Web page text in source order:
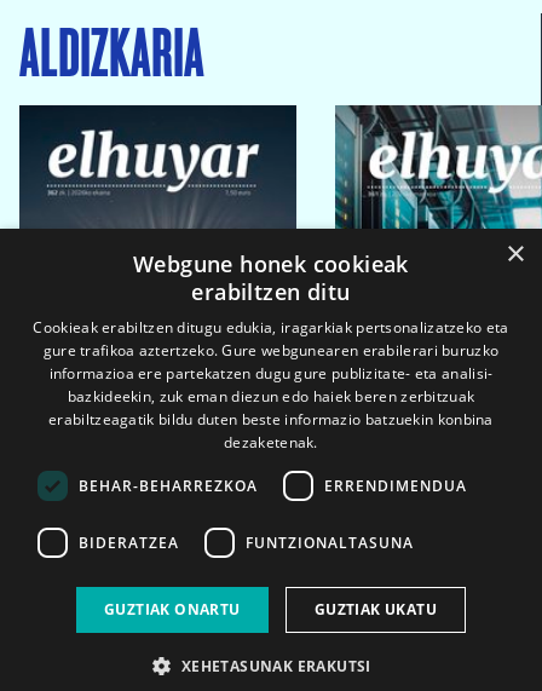
ALDIZKARIA
2026ko eka. 1a 2026ko mar. 1a
×
Webgune honek cookieak
erabiltzen ditu
Cookieak erabiltzen ditugu edukia, iragarkiak pertsonalizatzeko eta
gure trafikoa aztertzeko. Gure webgunearen erabilerari buruzko
informazioa ere partekatzen dugu gure publizitate- eta analisi-
bazkideekin, zuk eman diezun edo haiek beren zerbitzuak
erabiltzeagatik bildu duten beste informazio batzuekin konbina
dezaketenak.
BEHAR-BEHARREZKOA ERRENDIMENDUA
BIDERATZEA FUNTZIONALTASUNA
GUZTIAK ONARTU GUZTIAK UKATU
XEHETASUNAK ERAKUTSI